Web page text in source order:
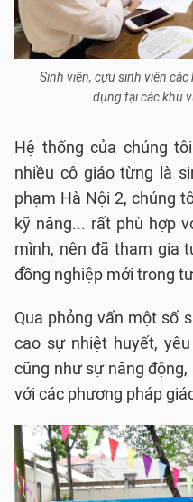
Sinh viên, cựu sinh viên
dụng tại các khu
Hệ thống của chúng
nhiều cô giáo từng là
phạm Hà Nội 2, chúng
kỹ năng... rất phù hợp
mình, nên đã tham gia
đồng nghiệp mới trong
Qua phỏng vấn một số
cao sự nhiệt huyết,
cũng như sự năng
với các phương pháp